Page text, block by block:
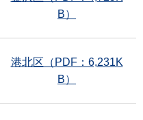
B）
港北区（PDF：6,231K
B）